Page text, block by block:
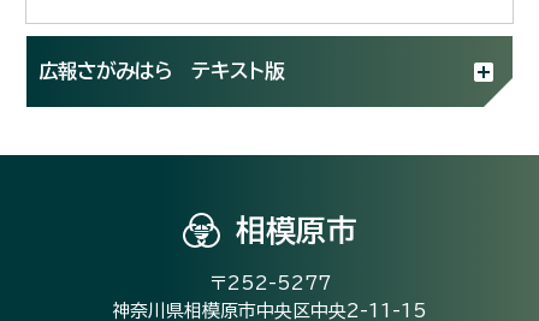
広報さがみはら テキスト版
相模原市
〒252-5277
神奈川県相模原市中央区中央2-11-15